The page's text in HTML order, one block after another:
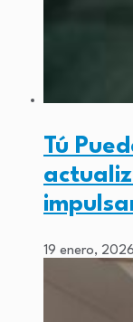
Tú
19 enero, 2026